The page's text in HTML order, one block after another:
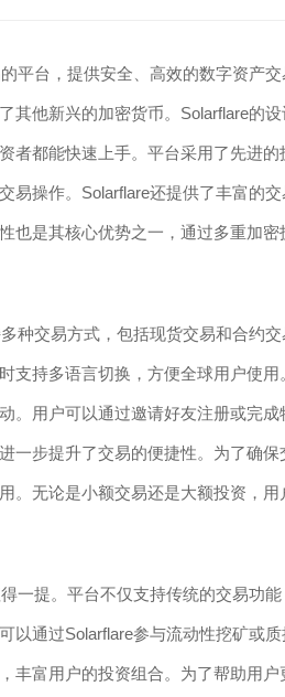
平台，提供安全、高效的数字资产
其他新兴的加密货币。Solarflare的
者都能快速上手。平台采用了先进
易操作。Solarflare还提供了丰富的
也是其核心优势之一，通过多重加
种交易方式，包括现货交易和合约
支持多语言切换，方便全球用户使
。用户可以通过邀请好友注册或完
一步提升了交易的便捷性。为了确
。无论是小额交易还是大额投资，
一提。平台不仅支持传统的交易功
以通过Solarflare参与流动性挖矿或
丰富用户的投资组合。为了帮助用